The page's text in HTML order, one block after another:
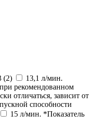
(2)
13,1 л/мин.
рекомендованном
отличаться, зависит от
способности
15 л/мин. *Показатель